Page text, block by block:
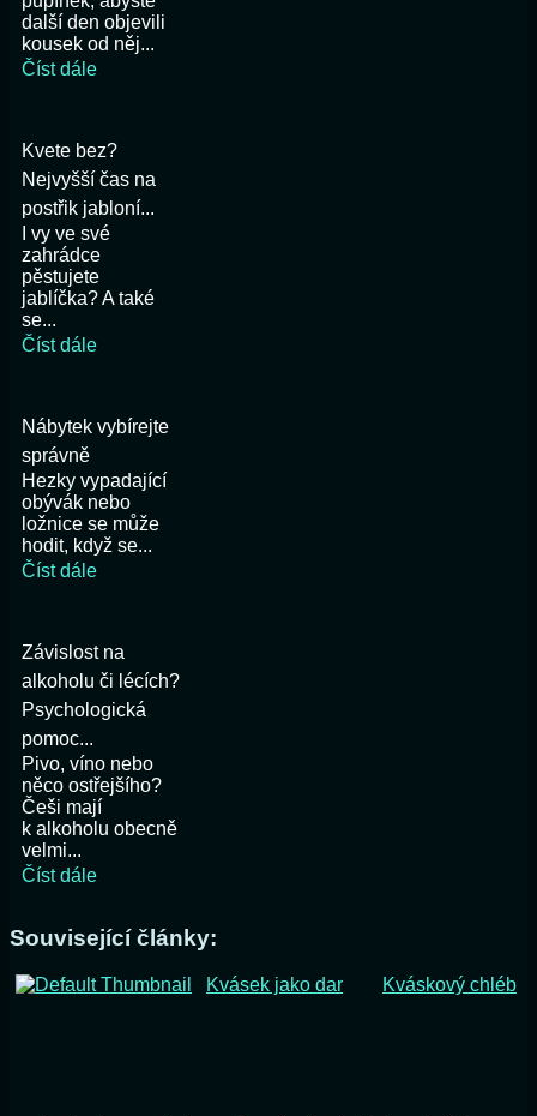
další den objevili
kousek od něj...
Číst dále
Kvete bez?
Nejvyšší čas na
postřik jabloní...
I vy ve své
zahrádce
pěstujete
jablíčka? A také
se...
Číst dále
Nábytek vybírejte
správně
Hezky vypadající
obývák nebo
ložnice se může
hodit, když se...
Číst dále
Závislost na
alkoholu či lécích?
Psychologická
pomoc...
Pivo, víno nebo
něco ostřejšího?
Češi mají
k alkoholu obecně
velmi...
Číst dále
Související články:
Kvásek jako dar Kváskový chléb